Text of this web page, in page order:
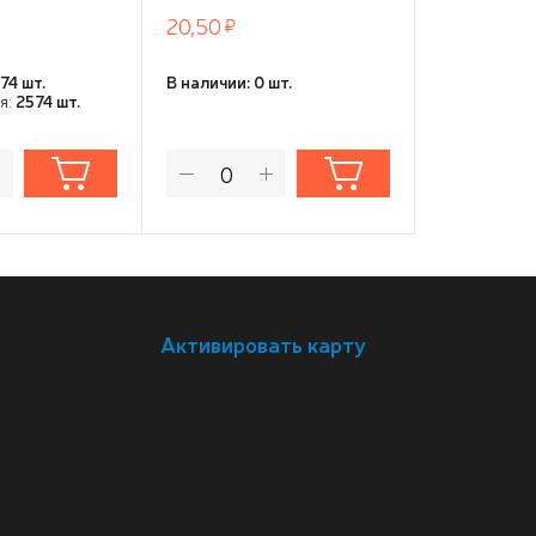
шт.
2574 шт.
20,50
В наличии: 0 шт.
Активировать карту